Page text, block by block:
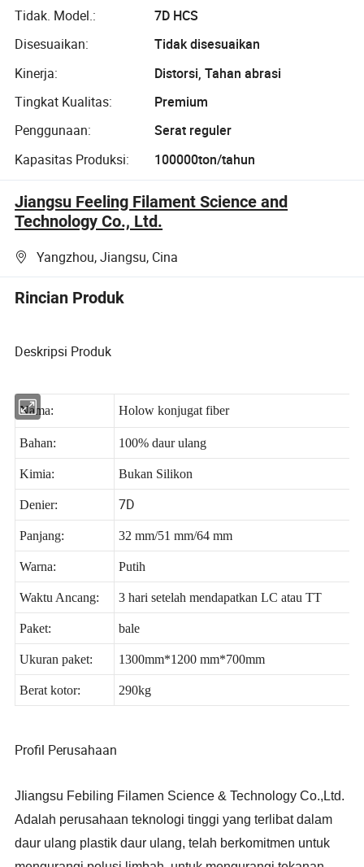
Tidak. Model.:
7D HCS
Disesuaikan:
Tidak disesuaikan
Kinerja:
Distorsi, Tahan abrasi
Tingkat Kualitas:
Premium
Penggunaan:
Serat reguler
Kapasitas Produksi:
100000ton/tahun
Jiangsu Feeling Filament Science and
Technology Co., Ltd.
Yangzhou, Jiangsu, Cina
Rincian Produk
Deskripsi Produk
Nama: Holow konjugat fiber
Bahan: 100% daur ulang
Kimia: Bukan Silikon
Denier: 7D
Panjang: 32 mm/51 mm/64 mm
Warna: Putih
Waktu Ancang: 3 hari setelah mendapatkan LC atau TT
Paket: bale
Ukuran paket: 1300mm*1200 mm*700mm
Berat kotor: 290kg
Profil Perusahaan
JIiangsu Febiling Filamen Science & Technology Co.,Ltd.
Adalah perusahaan teknologi tinggi yang terlibat dalam
daur ulang plastik daur ulang, telah berkomitmen untuk